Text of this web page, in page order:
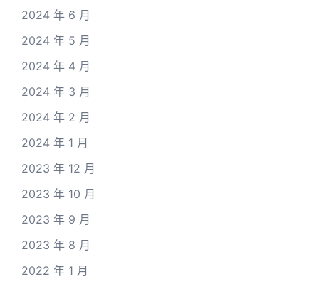
2024 年 6 月
2024 年 5 月
2024 年 4 月
2024 年 3 月
2024 年 2 月
2024 年 1 月
2023 年 12 月
2023 年 10 月
2023 年 9 月
2023 年 8 月
2022 年 1 月